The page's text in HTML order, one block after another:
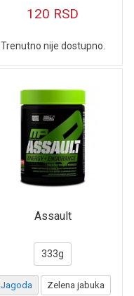
120 RSD
Trenutno nije dostupno.
Assault
333g
Jagoda Zelena jabuka